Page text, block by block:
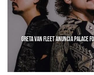
GRETA VAN FLEET ANUNCIA PALACE